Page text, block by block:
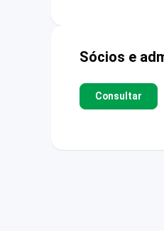
Sócios e
Consultar